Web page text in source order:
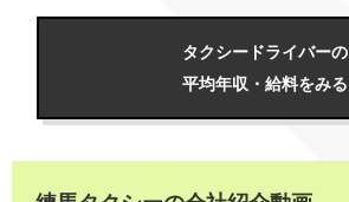
タクシードライバーの
平均年収・給料をみる